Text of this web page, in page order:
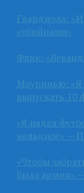
Гвардиола:
«убийцами»
Флик:
Моуринью: «Я
выпускать 10
«Я надел
неладное» —
«Чтобы
была армия»